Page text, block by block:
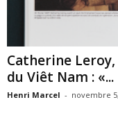
Catherine
du Viêt Nam : «...
Henri Marcel - novembre